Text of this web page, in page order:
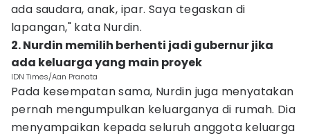
ada saudara, anak, ipar. Saya tegaskan di
lapangan," kata Nurdin.
2. Nurdin memilih berhenti jadi gubernur jika
ada keluarga yang main proyek
IDN Times/Aan Pranata
Pada kesempatan sama, Nurdin juga menyatakan
pernah mengumpulkan keluarganya di rumah. Dia
menyampaikan kepada seluruh anggota keluarga